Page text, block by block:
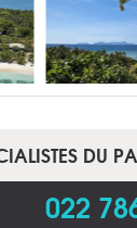
DU
022